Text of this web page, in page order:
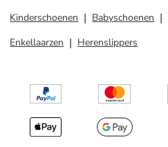
Kinderschoenen
Babyschoenen
Enkellaarzen
Herenslippers